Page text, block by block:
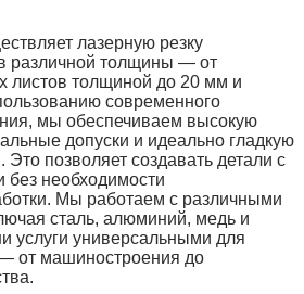
лазерную резку
различной толщины — от
листов толщиной до 20 мм и
современного
мы обеспечиваем высокую
допуски и идеально гладкую
Это позволяет создавать детали с
необходимости
Мы работаем с различными
сталь, алюминий, медь и
услуги универсальными для
от машиностроения до